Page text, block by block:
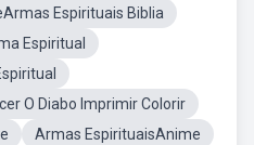
Espirituais Biblia
Espiritual
O Diabo Imprimir Colorir
Armas EspirituaisAnime